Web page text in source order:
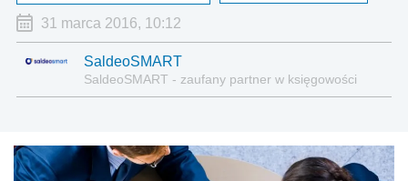
31 marca 2016, 10:12
SaldeoSMART
SaldeoSMART - zaufany partner w księgowości